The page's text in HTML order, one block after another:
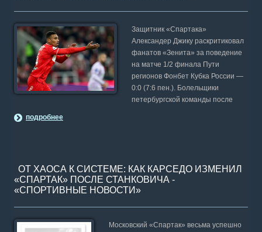
Защитник «Спартака»
Александер Джику раскритиковал
фанатов «Зенита» за поведение
на матче 1/2 финала Пути
регионов Фонбет Кубка России —
0:0 (7:6 пен.). Болельщики
петербургской команды после
подробнее
ОТ ХАОСА К СИСТЕМЕ: КАК КАРСЕДО ИЗМЕНИЛ
«СПАРТАК» ПОСЛЕ СТАНКОВИЧА -
«СПОРТИВНЫЕ НОВОСТИ»
Московский «Спартак» весьма успешно